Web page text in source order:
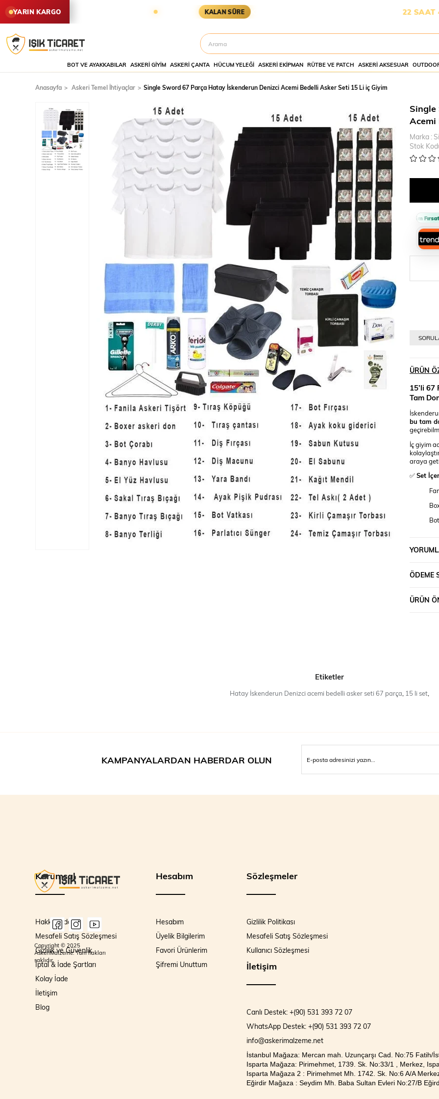
YARIN KARGO
SİPARİŞLER YARIN KARGODA KALAN SÜRE KARGOYA YETİŞMESİ İÇİN KALAN SÜRE: 22 SAAT 45
BOT VE AYAKKABILAR ASKERI GIYIM ASKERI ÇANTA HÜCUM YELEĞI ASKERI EKIPMAN RÜTBE VE PATCH ASKERI AKSESUAR
Anasayfa Askeri Temel İhtiyaçlar Single Sword 67 Parça Hatay İskenderun Denizci Acemi Bedelli Asker Seti 15 Li iç Giyim
Acemi
Marka :
Stok
Sepette %10 İndirim Fırsatı
ÜRÜN
15’li
Tam
bu tam
İç giyim
araya
✅Set
El
ÖDEME
ÜRÜN
Etiketler
Hatay İskenderun Denizci acemi bedelli asker seti 67 parça 15 li set,
KAMPANYALARDAN HABERDAR OLUN
Kurumsal
Hakkımızda
Mesafeli Satış Sözleşmesi
Gizlilik ve Güvenlik
İptal & İade Şartları
Kolay İade
İletişim
Blog
Hesabım
Hesabım
Üyelik Bilgilerim
Favori Ürünlerim
Şifremi Unuttum
Sözleşmeler
Gizlilik Politikası
Mesafeli Satış Sözleşmesi
Kullanıcı Sözleşmesi
İletişim
Canlı Destek: +(90) 531 393 72 07
WhatsApp Destek: +(90) 531 393 72 07
info@askerimalzeme.net
İstanbul Mağaza: Mercan mah. Uzunçarşı Cad. No:75 Fatih/
Isparta Mağaza: Pirimehmet, 1739. Sk. No:33/1 , Merkez,
Isparta Mağaza 2 : Pirimehmet Mh. 1742. Sk. No:6 A/A
Eğirdir Mağaza : Seydim Mh. Baba Sultan Evleri No:27/B
Copyright © 2025
AskeriMalzeme. Tüm hakları
saklıdır.